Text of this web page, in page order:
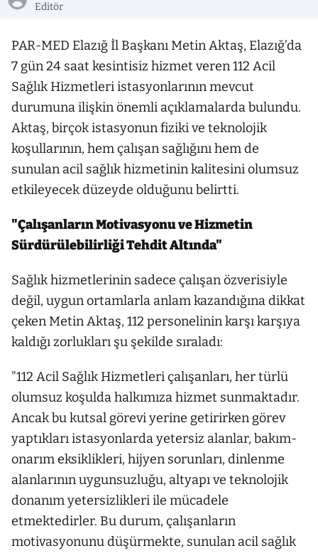
Editör
PAR-MED Elazığ İl Başkanı Metin Aktaş, Elazığ’da
7 gün 24 saat kesintisiz hizmet veren 112 Acil
Sağlık Hizmetleri istasyonlarının mevcut
durumuna ilişkin önemli açıklamalarda bulundu.
Aktaş, birçok istasyonun fiziki ve teknolojik
koşullarının, hem çalışan sağlığını hem de
sunulan acil sağlık hizmetinin kalitesini olumsuz
etkileyecek düzeyde olduğunu belirtti.
"Çalışanların Motivasyonu ve Hizmetin
Sürdürülebilirliği Tehdit Altında"
Sağlık hizmetlerinin sadece çalışan özverisiyle
değil, uygun ortamlarla anlam kazandığına dikkat
çeken Metin Aktaş, 112 personelinin karşı karşıya
kaldığı zorlukları şu şekilde sıraladı:
"112 Acil Sağlık Hizmetleri çalışanları, her türlü
olumsuz koşulda halkımıza hizmet sunmaktadır.
Ancak bu kutsal görevi yerine getirirken görev
yaptıkları istasyonlarda yetersiz alanlar, bakım-
onarım eksiklikleri, hijyen sorunları, dinlenme
alanlarının uygunsuzluğu, altyapı ve teknolojik
donanım yetersizlikleri ile mücadele
etmektedirler. Bu durum, çalışanların
motivasyonunu düşürmekte, sunulan acil sağlık